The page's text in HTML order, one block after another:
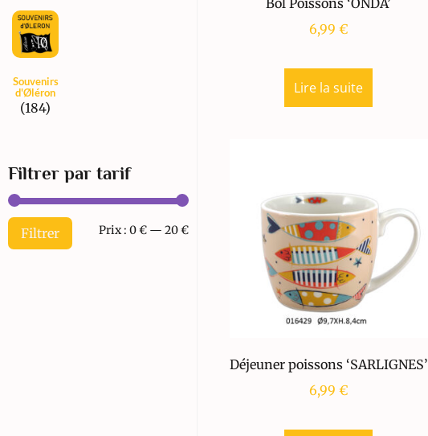
Souvenirs
d'Øléron
(184)
Filtrer par tarif
Filtrer Prix : 0 €— 20 €
Bol Poissons ‘ONDA’
6,99€
Lire la suite
Déjeuner poissons ‘SARLIGNES’
6,99€